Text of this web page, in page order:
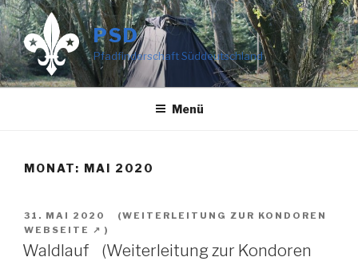
Zum
Inhalt
springen
PSD
Pfadfinderschaft Süddeutschland
Menü
MONAT: MAI 2020
VERÖFFENTLICHT
AM
31. MAI 2020
Waldlauf